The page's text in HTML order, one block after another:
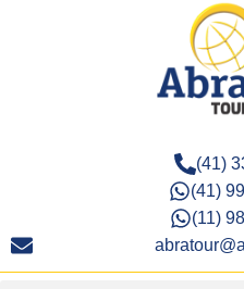
(41)
(41)
(11)